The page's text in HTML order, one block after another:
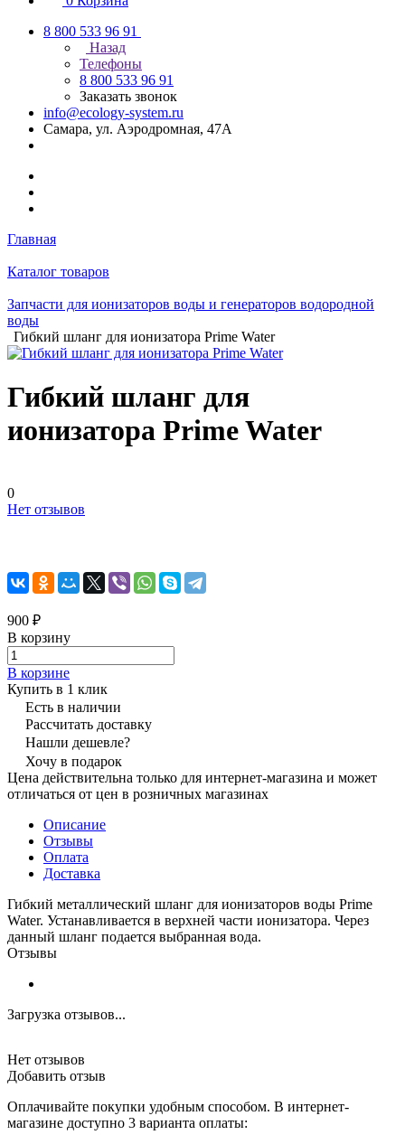
8 800 533 96 91
Назад
Телефоны
8 800 533 96 91
Заказать звонок
info@ecology-system.ru
Самара, ул. Аэродромная, 47А
Главная
Каталог товаров
Запчасти для ионизаторов воды и генераторов водородной
воды
Гибкий шланг для ионизатора Prime Water
Гибкий шланг для
ионизатора Prime Water
0
Нет отзывов
900 ₽
В корзину
В корзине
Купить в 1 клик
Есть в наличии
Рассчитать доставку
Нашли дешевле?
Хочу в подарок
Цена действительна только для интернет-магазина и может
отличаться от цен в розничных магазинах
Описание
Отзывы
Оплата
Доставка
Гибкий металлический шланг для ионизаторов воды Prime
Water. Устанавливается в верхней части ионизатора. Через
данный шланг подается выбранная вода.
Отзывы
Загрузка отзывов...
Нет отзывов
Добавить отзыв
Оплачивайте покупки удобным способом. В интернет-
магазине доступно 3 варианта оплаты: